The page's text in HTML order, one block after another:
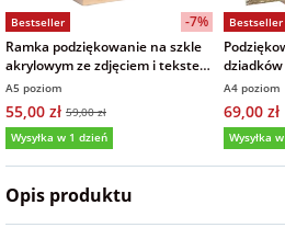
na Wielkanoc
na wieczór
panieński
na wieczór
kawalerski
Bestseller
-7%
Ramka podziękowanie na szkle
akrylowym ze zdjęciem i tekstem
15x21 cm
A5 poziom
55,00 zł 59,00 zł
Wysyłka w 1 dzień
Bestseller
zdjęcie
21x30 cm
A4 poziom
69,00 zł
Wysyłka
Opis produktu